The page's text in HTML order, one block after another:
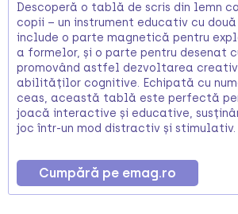
Descoperă o tablă de scris din lemn
copii – un instrument educativ cu
include o parte magnetică pentru
a formelor, și o parte pentru desenat
promovând astfel dezvoltarea
abilităților cognitive. Echipată cu
ceas, această tablă este perfectă
joacă interactive și educative,
joc într-un mod distractiv și stimulativ.
Cumpără pe emag.ro